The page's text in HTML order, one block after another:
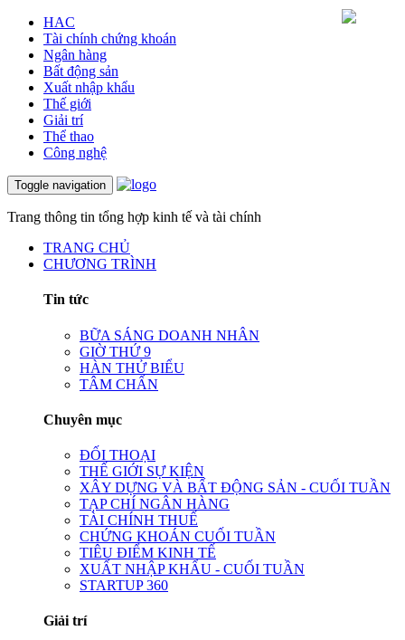
HAC
Tài chính chứng khoán
Ngân hàng
Bất động sản
Xuất nhập khẩu
Thế giới
Giải trí
Thể thao
Công nghệ
Toggle navigation
Trang thông tin tổng hợp kinh tế và tài chính
TRANG CHỦ
CHƯƠNG TRÌNH
Tin tức
BỮA SÁNG DOANH NHÂN
GIỜ THỨ 9
HÀN THỬ BIỂU
TÂM CHẤN
Chuyên mục
ĐỐI THOẠI
THẾ GIỚI SỰ KIỆN
XÂY DỰNG VÀ BẤT ĐỘNG SẢN - CUỐI TUẦN
TẠP CHÍ NGÂN HÀNG
TÀI CHÍNH THUẾ
CHỨNG KHOÁN CUỐI TUẦN
TIÊU ĐIỂM KINH TẾ
XUẤT NHẬP KHẨU - CUỐI TUẦN
STARTUP 360
Giải trí